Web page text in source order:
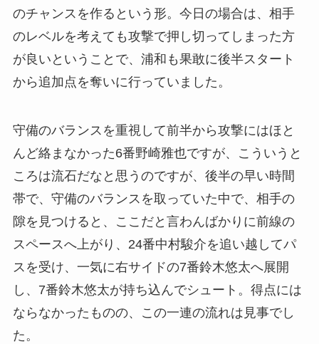
のチャンスを作るという形。今日の場合は、相手
のレベルを考えても攻撃で押し切ってしまった方
が良いということで、浦和も果敢に後半スタート
から追加点を奪いに行っていました。
守備のバランスを重視して前半から攻撃にはほと
んど絡まなかった6番野崎雅也ですが、こういうと
ころは流石だなと思うのですが、後半の早い時間
帯で、守備のバランスを取っていた中で、相手の
隙を見つけると、ここだと言わんばかりに前線の
スペースへ上がり、24番中村駿介を追い越してパ
スを受け、一気に右サイドの7番鈴木悠太へ展開
し、7番鈴木悠太が持ち込んでシュート。得点には
ならなかったものの、この一連の流れは見事でし
た。